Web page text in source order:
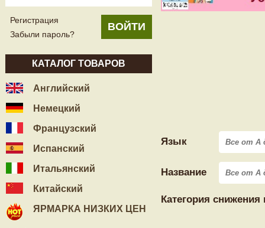
Регистрация
Забыли пароль?
КАТАЛОГ ТОВАРОВ
Английский
Немецкий
Французский
Испанский
Итальянский
Китайский
ЯРМАРКА НИЗКИХ ЦЕН
Язык
Название
Категория